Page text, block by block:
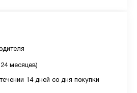
месяцев)
14 дней со дня покупки